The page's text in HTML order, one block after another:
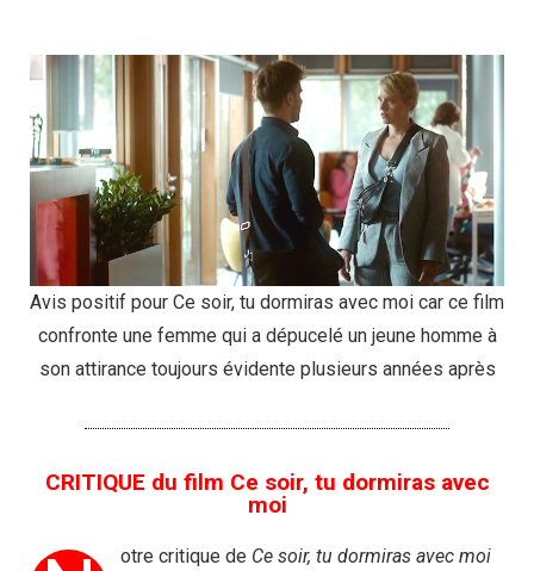
Avis positif pour Ce soir, tu dormiras avec moi car ce film
confronte une femme qui a dépucelé un jeune homme à
son attirance toujours évidente plusieurs années après
CRITIQUE du film Ce soir, tu dormiras avec
moi
otre critique de Ce soir, tu dormiras avec moi